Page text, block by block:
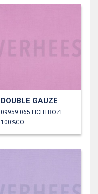
DOUBLE GAUZE
09959.065 LICHTROZE
100%CO